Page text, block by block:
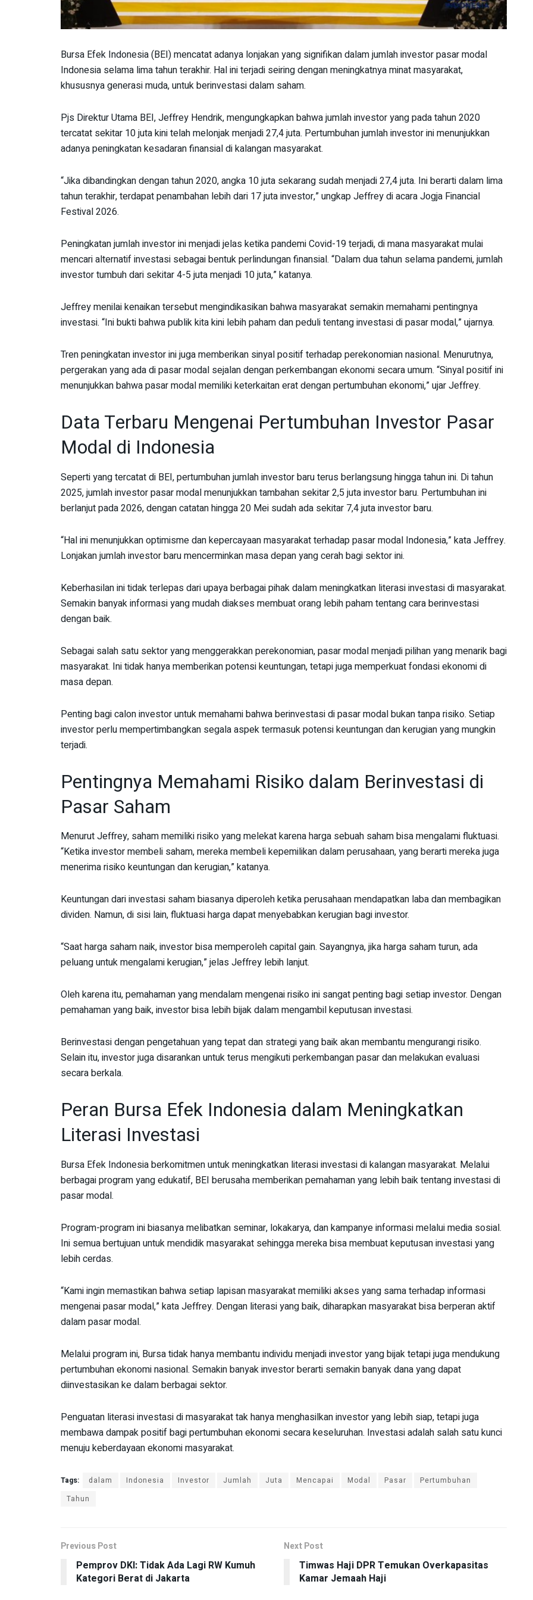
Bursa Efek Indonesia (BEI) mencatat adanya lonjakan yang signifikan dalam jumlah investor pasar modal
Indonesia selama lima tahun terakhir. Hal ini terjadi seiring dengan meningkatnya minat masyarakat,
khususnya generasi muda, untuk berinvestasi dalam saham.
Pjs Direktur Utama BEI, Jeffrey Hendrik, mengungkapkan bahwa jumlah investor yang pada tahun 2020
tercatat sekitar 10 juta kini telah melonjak menjadi 27,4 juta. Pertumbuhan jumlah investor ini menunjukkan
adanya peningkatan kesadaran finansial di kalangan masyarakat.
“Jika dibandingkan dengan tahun 2020, angka 10 juta sekarang sudah menjadi 27,4 juta. Ini berarti dalam lima
tahun terakhir, terdapat penambahan lebih dari 17 juta investor,” ungkap Jeffrey di acara Jogja Financial
Festival 2026.
Peningkatan jumlah investor ini menjadi jelas ketika pandemi Covid-19 terjadi, di mana masyarakat mulai
mencari alternatif investasi sebagai bentuk perlindungan finansial. “Dalam dua tahun selama pandemi, jumlah
investor tumbuh dari sekitar 4-5 juta menjadi 10 juta,” katanya.
Jeffrey menilai kenaikan tersebut mengindikasikan bahwa masyarakat semakin memahami pentingnya
investasi. “Ini bukti bahwa publik kita kini lebih paham dan peduli tentang investasi di pasar modal,” ujarnya.
Tren peningkatan investor ini juga memberikan sinyal positif terhadap perekonomian nasional. Menurutnya,
pergerakan yang ada di pasar modal sejalan dengan perkembangan ekonomi secara umum. “Sinyal positif ini
menunjukkan bahwa pasar modal memiliki keterkaitan erat dengan pertumbuhan ekonomi,” ujar Jeffrey.
Data Terbaru Mengenai Pertumbuhan Investor Pasar
Modal di Indonesia
Seperti yang tercatat di BEI, pertumbuhan jumlah investor baru terus berlangsung hingga tahun ini. Di tahun
2025, jumlah investor pasar modal menunjukkan tambahan sekitar 2,5 juta investor baru. Pertumbuhan ini
berlanjut pada 2026, dengan catatan hingga 20 Mei sudah ada sekitar 7,4 juta investor baru.
“Hal ini menunjukkan optimisme dan kepercayaan masyarakat terhadap pasar modal Indonesia,” kata Jeffrey.
Lonjakan jumlah investor baru mencerminkan masa depan yang cerah bagi sektor ini.
Keberhasilan ini tidak terlepas dari upaya berbagai pihak dalam meningkatkan literasi investasi di masyarakat.
Semakin banyak informasi yang mudah diakses membuat orang lebih paham tentang cara berinvestasi
dengan baik.
Sebagai salah satu sektor yang menggerakkan perekonomian, pasar modal menjadi pilihan yang menarik bagi
masyarakat. Ini tidak hanya memberikan potensi keuntungan, tetapi juga memperkuat fondasi ekonomi di
masa depan.
Penting bagi calon investor untuk memahami bahwa berinvestasi di pasar modal bukan tanpa risiko. Setiap
investor perlu mempertimbangkan segala aspek termasuk potensi keuntungan dan kerugian yang mungkin
terjadi.
Pentingnya Memahami Risiko dalam Berinvestasi di
Pasar Saham
Menurut Jeffrey, saham memiliki risiko yang melekat karena harga sebuah saham bisa mengalami fluktuasi.
“Ketika investor membeli saham, mereka membeli kepemilikan dalam perusahaan, yang berarti mereka juga
menerima risiko keuntungan dan kerugian,” katanya.
Keuntungan dari investasi saham biasanya diperoleh ketika perusahaan mendapatkan laba dan membagikan
dividen. Namun, di sisi lain, fluktuasi harga dapat menyebabkan kerugian bagi investor.
“Saat harga saham naik, investor bisa memperoleh capital gain. Sayangnya, jika harga saham turun, ada
peluang untuk mengalami kerugian,” jelas Jeffrey lebih lanjut.
Oleh karena itu, pemahaman yang mendalam mengenai risiko ini sangat penting bagi setiap investor. Dengan
pemahaman yang baik, investor bisa lebih bijak dalam mengambil keputusan investasi.
Berinvestasi dengan pengetahuan yang tepat dan strategi yang baik akan membantu mengurangi risiko.
Selain itu, investor juga disarankan untuk terus mengikuti perkembangan pasar dan melakukan evaluasi
secara berkala.
Peran Bursa Efek Indonesia dalam Meningkatkan
Literasi Investasi
Bursa Efek Indonesia berkomitmen untuk meningkatkan literasi investasi di kalangan masyarakat. Melalui
berbagai program yang edukatif, BEI berusaha memberikan pemahaman yang lebih baik tentang investasi di
pasar modal.
Program-program ini biasanya melibatkan seminar, lokakarya, dan kampanye informasi melalui media sosial.
Ini semua bertujuan untuk mendidik masyarakat sehingga mereka bisa membuat keputusan investasi yang
lebih cerdas.
“Kami ingin memastikan bahwa setiap lapisan masyarakat memiliki akses yang sama terhadap informasi
mengenai pasar modal,” kata Jeffrey. Dengan literasi yang baik, diharapkan masyarakat bisa berperan aktif
dalam pasar modal.
Melalui program ini, Bursa tidak hanya membantu individu menjadi investor yang bijak tetapi juga mendukung
pertumbuhan ekonomi nasional. Semakin banyak investor berarti semakin banyak dana yang dapat
diinvestasikan ke dalam berbagai sektor.
Penguatan literasi investasi di masyarakat tak hanya menghasilkan investor yang lebih siap, tetapi juga
membawa dampak positif bagi pertumbuhan ekonomi secara keseluruhan. Investasi adalah salah satu kunci
menuju keberdayaan ekonomi masyarakat.
Tags: dalam Indonesia Investor Jumlah Juta Mencapai Modal Pasar
Pertumbuhan
Tahun
Previous Post
Pemprov DKI: Tidak Ada Lagi RW Kumuh
Kategori Berat di Jakarta
Next Post
Timwas Haji DPR Temukan Overkapasitas
Kamar Jemaah Haji